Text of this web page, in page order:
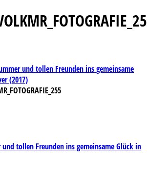
und tollen Freunden ins gemeinsame
(2017)
tollen Freunden ins gemeinsame Glück in